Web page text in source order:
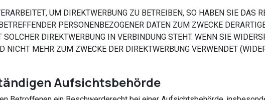
UM DIREKTWERBUNG ZU BETREIBEN, SO HABEN SIE DAS
PERSONENBEZOGENER DATEN ZUM ZWECKE
DIREKTWERBUNG IN VERBINDUNG STEHT. WENN SIE
NICHT MEHR ZUM ZWECKE DER DIREKTWERBUNG VERWENDET
Aufsichts­behörde